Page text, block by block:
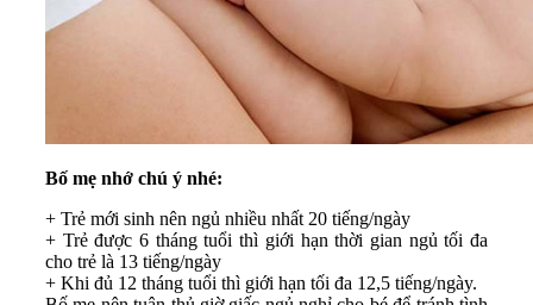
Bố mẹ nhớ chú ý nhé:
+ Trẻ mới sinh nên ngủ nhiều nhất 20 tiếng/ngày
+ Trẻ được 6 tháng tuổi thì giới hạn thời gian ngủ tối đa
cho trẻ là 13 tiếng/ngày
+ Khi đủ 12 tháng tuổi thì giới hạn tối đa 12,5 tiếng/ngày.